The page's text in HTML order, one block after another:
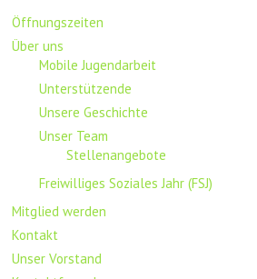
Öffnungszeiten
Über uns
Mobile Jugendarbeit
Unterstützende
Unsere Geschichte
Unser Team
Stellenangebote
Freiwilliges Soziales Jahr (FSJ)
Mitglied werden
Kontakt
Unser Vorstand